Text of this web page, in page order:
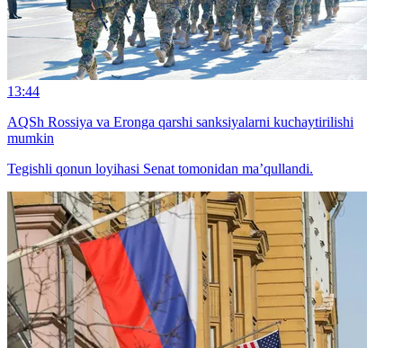
13:44
AQSh Rossiya va Eronga qarshi sanksiyalarni kuchaytirilishi
mumkin
Tegishli qonun loyihasi Senat tomonidan ma’qullandi.